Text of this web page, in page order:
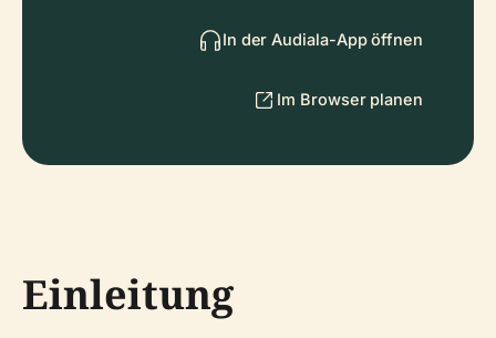
In der Audiala-App öffnen
Im Browser planen
Einleitung